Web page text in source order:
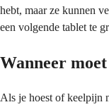
hebt, maar ze kunnen
een volgende tablet te
Wanneer
Als je hoest of keelpijn